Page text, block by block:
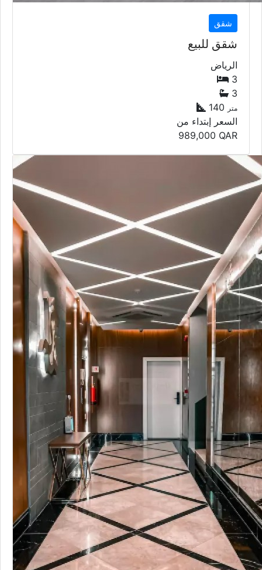
شقق
شقق للبيع
الرياض
3
3
140 متر
السعر إبتداء من
989,000 QAR